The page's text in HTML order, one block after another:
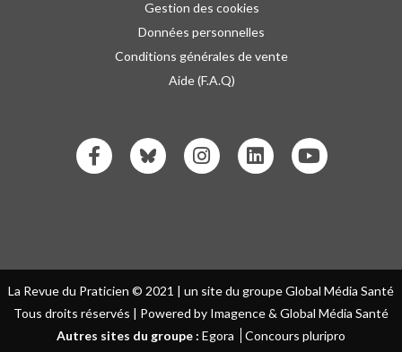
Gestion des cookies
Données personnelles
Conditions générales de vente
Aide (F.A.Q)
La Revue du Praticien © 2021 | un site du groupe Global Média Santé
Tous droits réservés | Powered by Imagence & Global Média Santé
Autres sites du groupe : Egora Concours pluripro